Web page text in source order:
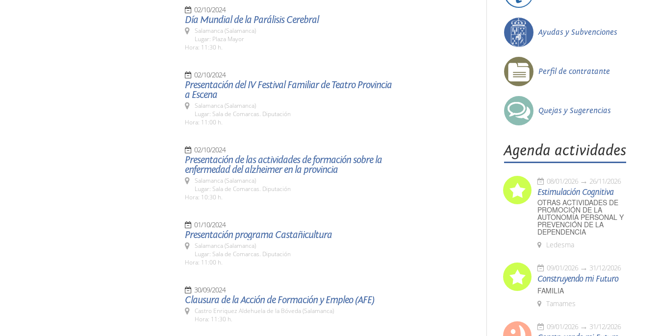
02/10/2024
Día Mundial de la Parálisis Cerebral
Salamanca (Salamanca)
Lugar: Plaza Mayor
Hora: 11:30 h.
02/10/2024
Presentación del IV Festival Familiar de Teatro Provincia
a Escena
Salamanca (Salamanca)
Lugar: Sala de Comarcas. Diputación
Hora: 11:00 h.
02/10/2024
Presentación de las actividades de formación sobre la
enfermedad del alzheimer en la provincia
Salamanca (Salamanca)
Lugar: Sala de Comarcas. Diputación
Hora: 10:30 h.
01/10/2024
Presentación programa Castañicultura
Salamanca (Salamanca)
Lugar: Sala de Comarcas. Diputación
Hora: 11:00 h.
30/09/2024
Clausura de la Acción de Formación y Empleo (AFE)
Castro Enriquez Aldehuela de la Bóveda (Salamanca)
Hora: 11:30 h.
Ayudas y Subvenciones
Perfil de contratante
Quejas y Sugerencias
Agenda actividades
08/01/2026 26/11/2026
Estimulación Cognitiva
OTRAS ACTIVIDADES DE
PROMOCIÓN DE LA
AUTONOMÍA PERSONAL Y
PREVENCIÓN DE LA
DEPENDENCIA
Ledesma
09/01/2026 31/12/2026
Construyendo mi Futuro
FAMILIA
Tamames
09/01/2026 31/12/2026